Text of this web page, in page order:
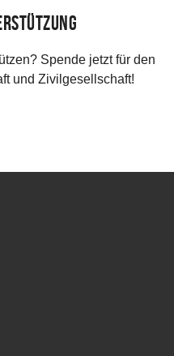
Spende jetzt für den
und Zivilgesellschaft!